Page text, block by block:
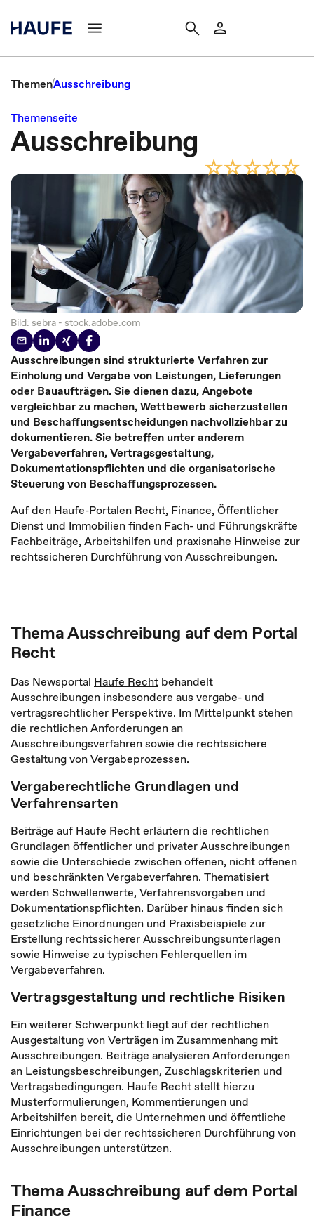
ThemenAusschreibung
Themenseite
Ausschreibung
Bild: sebra - stock.adobe.com
Ausschreibungen sind strukturierte Verfahren zur
Einholung und Vergabe von Leistungen, Lieferungen
oder Bauaufträgen. Sie dienen dazu, Angebote
vergleichbar zu machen, Wettbewerb sicherzustellen
und Beschaffungsentscheidungen nachvollziehbar zu
dokumentieren. Sie betreffen unter anderem
Vergabeverfahren, Vertragsgestaltung,
Dokumentationspflichten und die organisatorische
Steuerung von Beschaffungsprozessen.
Auf den Haufe-Portalen Recht, Finance, Öffentlicher
Dienst und Immobilien finden Fach- und Führungskräfte
Fachbeiträge, Arbeitshilfen und praxisnahe Hinweise zur
rechtssicheren Durchführung von Ausschreibungen.
Thema Ausschreibung auf dem Portal
Recht
Das Newsportal Haufe Recht behandelt
Ausschreibungen insbesondere aus vergabe- und
vertragsrechtlicher Perspektive. Im Mittelpunkt stehen
die rechtlichen Anforderungen an
Ausschreibungsverfahren sowie die rechtssichere
Gestaltung von Vergabeprozessen.
Vergaberechtliche Grundlagen und
Verfahrensarten
Beiträge auf Haufe Recht erläutern die rechtlichen
Grundlagen öffentlicher und privater Ausschreibungen
sowie die Unterschiede zwischen offenen, nicht offenen
und beschränkten Vergabeverfahren. Thematisiert
werden Schwellenwerte, Verfahrensvorgaben und
Dokumentationspflichten. Darüber hinaus finden sich
gesetzliche Einordnungen und Praxisbeispiele zur
Erstellung rechtssicherer Ausschreibungsunterlagen
sowie Hinweise zu typischen Fehlerquellen im
Vergabeverfahren.
Vertragsgestaltung und rechtliche Risiken
Ein weiterer Schwerpunkt liegt auf der rechtlichen
Ausgestaltung von Verträgen im Zusammenhang mit
Ausschreibungen. Beiträge analysieren Anforderungen
an Leistungsbeschreibungen, Zuschlagskriterien und
Vertragsbedingungen. Haufe Recht stellt hierzu
Musterformulierungen, Kommentierungen und
Arbeitshilfen bereit, die Unternehmen und öffentliche
Einrichtungen bei der rechtssicheren Durchführung von
Ausschreibungen unterstützen.
Thema Ausschreibung auf dem Portal
Finance